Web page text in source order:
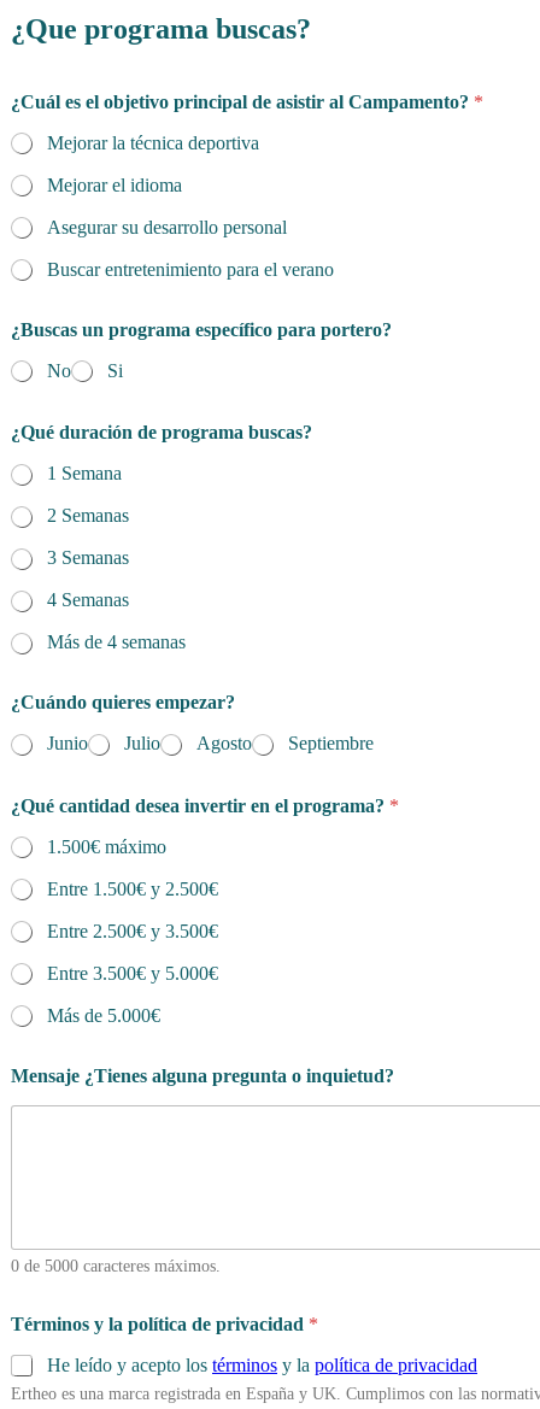
¿Que programa buscas?
¿Cuál es el objetivo principal de asistir al Campamento? *
Mejorar la técnica deportiva
Mejorar el idioma
Asegurar su desarrollo personal
Buscar entretenimiento para el verano
¿Buscas un programa específico para portero?
No
Si
¿Qué duración de programa buscas?
1 Semana
2 Semanas
3 Semanas
4 Semanas
Más de 4 semanas
¿Cuándo quieres empezar?
Junio
Julio Agosto Septiembre
¿Qué cantidad desea invertir en el programa? *
1.500€ máximo
Entre 1.500€ y 2.500€
Entre 2.500€ y 3.500€
Entre 3.500€ y 5.000€
Más de 5.000€
Mensaje ¿Tienes alguna pregunta o inquietud?
0 de 5000 caracteres máximos.
Términos y la política de privacidad *
He leído y acepto los términos y la política de privacidad
Ertheo es una marca registrada en España y UK. Cumplimos con las